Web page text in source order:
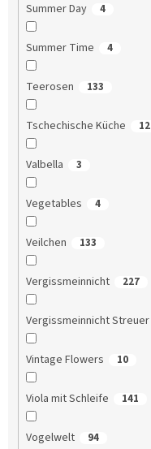
Summer Day 4
Summer Time 4
Teerosen 133
Tschechische Küche 12
Valbella 3
Vegetables 4
Veilchen 133
Vergissmeinnicht 227
Vergissmeinnicht Streuer
Vintage Flowers 10
Viola mit Schleife 141
Vogelwelt 94